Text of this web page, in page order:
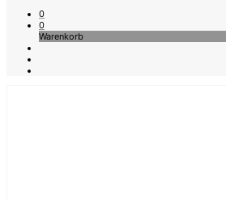
0
0
Warenkorb